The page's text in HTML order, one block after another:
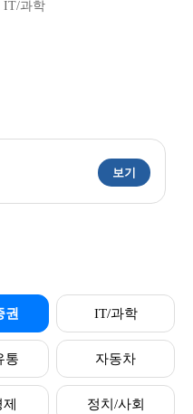
IT/과학
보기
권 IT/과학
통 자동차
정치/사회